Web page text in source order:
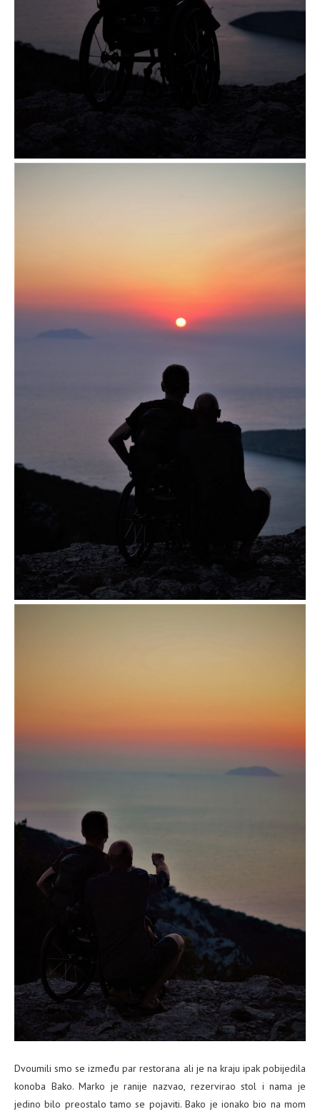
Dvoumili smo se između par restorana ali je na kraju ipak pobijedila
konoba Bako. Marko je ranije nazvao, rezervirao stol i nama je
jedino bilo preostalo tamo se pojaviti. Bako je ionako bio na mom